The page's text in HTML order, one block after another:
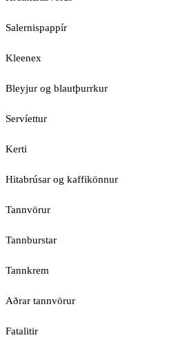
Salernispappír
Kleenex
Bleyjur og blautþurrkur
Servíettur
Kerti
Hitabrúsar og kaffikönnur
Tannvörur
Tannburstar
Tannkrem
Aðrar tannvörur
Fatalitir